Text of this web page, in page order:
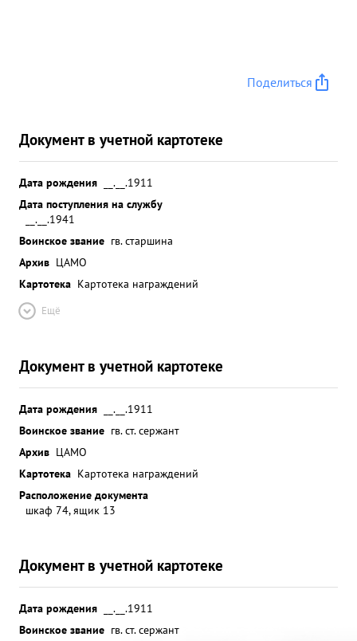
Поделиться
Документ в учетной картотеке
Дата рождения
__.__.1911
Дата поступления на службу
__.__.1941
Воинское звание гв. старшина
Архив ЦАМО
Картотека Картотека награждений
Ещё
Документ в учетной картотеке
Дата рождения
__.__.1911
Воинское звание гв. ст. сержант
Архив ЦАМО
Картотека Картотека награждений
Расположение документа
шкаф 74, ящик 13
Документ в учетной картотеке
Дата рождения
__.__.1911
Воинское звание гв. ст. сержант